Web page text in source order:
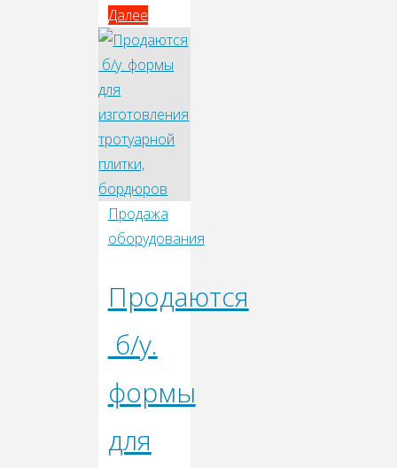
ДалееДалее
Продажа
оборудования
Продаются
б/у.
формы
для